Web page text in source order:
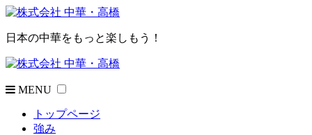
日本の中華をもっと楽しもう！
MENU
トップページ
強み